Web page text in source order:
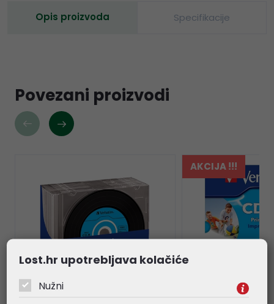
Opis proizvoda Specifikacije
Povezani proizvodi
AKCIJA !!!
Lost.hr upotrebljava kolačiće
Nužni